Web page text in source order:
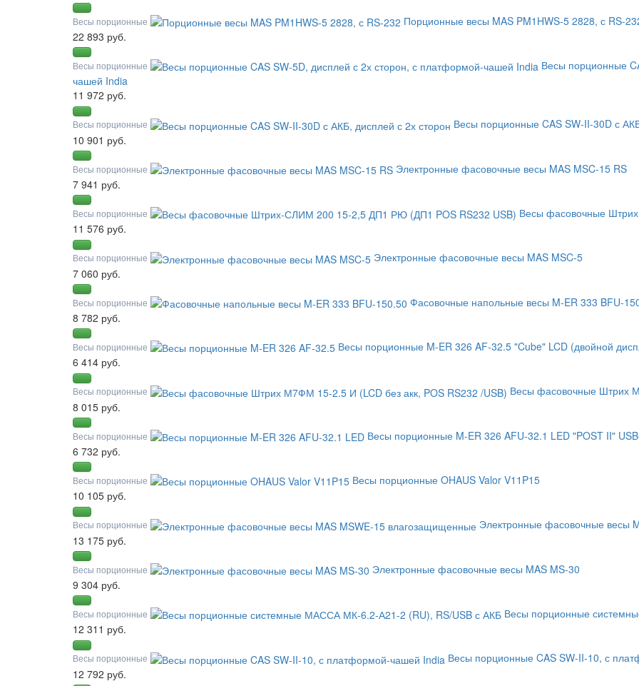
Весы порционные
Порционные весы MAS PM1HWS-5 2828, с RS-
22 893 руб.
Весы порционные
Весы порционные
чашей India
11 972 руб.
Весы порционные
Весы порционные CAS SW-II-30D с
10 901 руб.
Весы порционные
Электронные фасовочные весы MAS MSC-15 RS
7 941 руб.
Весы порционные
Весы фасовочные
11 576 руб.
Весы порционные
Электронные фасовочные весы MAS MSC-5
7 060 руб.
Весы порционные
Фасовочные напольные весы M-ER 333 BFU-
8 782 руб.
Весы порционные
Весы порционные M-ER 326 AF-32.5 "Cube" LCD (двойной
6 414 руб.
Весы порционные
Весы фасовочные Штрих
8 015 руб.
Весы порционные
Весы порционные M-ER 326 AFU-32.1 LED "POST II"
6 732 руб.
Весы порционные
Весы порционные OHAUS Valor V11P15
10 105 руб.
Весы порционные
Электронные фасовочные весы
13 175 руб.
Весы порционные
Электронные фасовочные весы MAS MS-30
9 304 руб.
Весы порционные
Весы порционные
12 311 руб.
Весы порционные
Весы порционные CAS SW-II-10, с
12 792 руб.